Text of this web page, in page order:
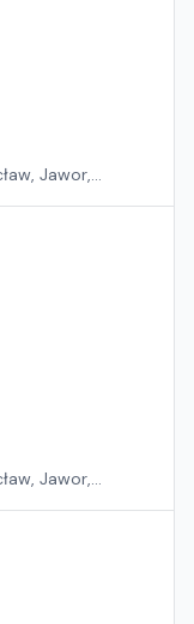
Jawor,
Jawor,